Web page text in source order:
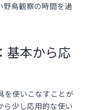
野鳥観察の時間を過
基本から応
を使いこなすことが
ら少し応用的な使い